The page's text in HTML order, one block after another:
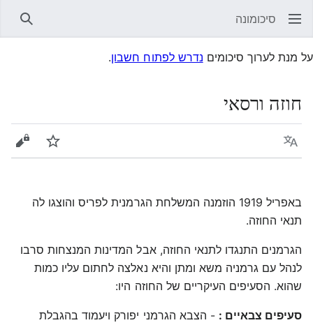
סיכומונה
על מנת לערוך סיכומים נדרש לפתוח חשבון.
חוזה ורסאי
שפה עקוב
באפריל 1919 הוזמנה המשלחת הגרמנית לפריס והוצגו לה
תנאי החוזה.
הגרמנים התנגדו לתנאי החוזה, אבל המדינות המנצחות סרבו
לנהל עם גרמניה משא ומתן והיא נאלצה לחתום עליו כמות
שהוא. הסעיפים העיקריים של החוזה היו:
סעיפים צבאיים : - הצבא הגרמני יפורק ויעמוד בהגבלת